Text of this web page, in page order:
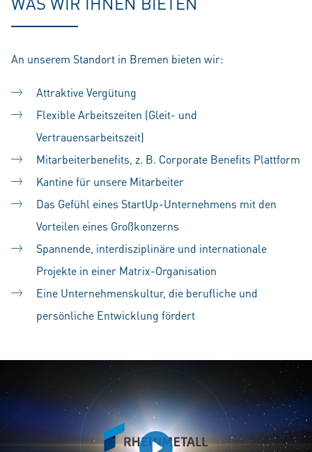
An unserem Standort in Bremen bieten wir:
Attraktive Vergütung
Flexible Arbeitszeiten (Gleit- und
Vertrauensarbeitszeit)
Mitarbeiterbenefits, z. B. Corporate Benefits Plattform
Kantine für unsere Mitarbeiter
Das Gefühl eines StartUp-Unternehmens mit den
Vorteilen eines Großkonzerns
Spannende, interdisziplinäre und internationale
Projekte in einer Matrix-Organisation
Eine Unternehmenskultur, die berufliche und
persönliche Entwicklung fördert